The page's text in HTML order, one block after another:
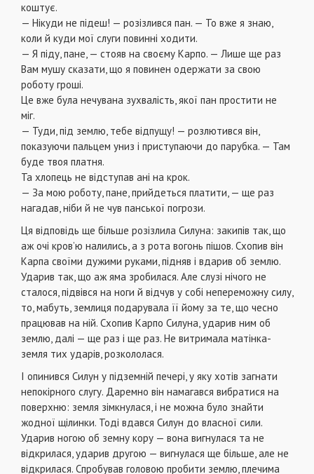
коштує.
— Нікуди не підеш! — розізлився пан. — То вже я знаю,
коли й куди мої слуги повинні ходити.
— Я піду, пане, — стояв на своєму Карпо. — Лише ще раз
Вам мушу сказати, що я повинен одержати за свою
роботу гроші.
Це вже була нечувана зухвалість, якої пан простити не
міг.
— Туди, під землю, тебе відпущу! — розлютився він,
показуючи пальцем униз і приступаючи до парубка. — Там
буде твоя платня.
Та хлопець не відступав ані на крок.
— За мою роботу, пане, прийдеться платити, — ще раз
нагадав, ніби й не чув панської погрози.
Ця відповідь ще більше розізлила Силуна: закипів так, що
аж очі кров’ю налились, а з рота вогонь пішов. Схопив він
Карпа своїми дужими руками, підняв і вдарив об землю.
Ударив так, що аж яма зробилася. Але слузі нічого не
сталося, підвівся на ноги й відчув у собі непереможну силу,
то, мабуть, землиця подарувала її йому за те, що чесно
працював на ній. Схопив Карпо Силуна, ударив ним об
землю, далі — ще раз і ще раз. Не витримала матінка-
земля тих ударів, розкололася.
І опинився Силун у підземній печері, у яку хотів загнати
непокірного слугу. Даремно він намагався вибратися на
поверхню: земля зімкнулася, і не можна було знайти
жодної щілинки. Тоді вдався Силун до власної сили.
Ударив ногою об земну кору — вона вигнулася та не
відкрилася, ударив другою — вигнулася ще більше, але не
відкрилася. Спробував головою пробити землю, плечима